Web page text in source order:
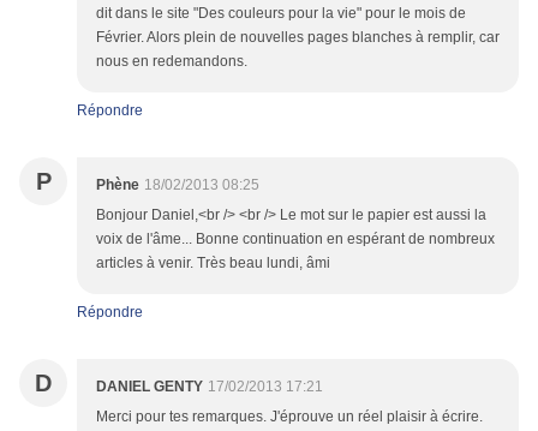
dit dans le site "Des couleurs pour la vie" pour le mois de
Février. Alors plein de nouvelles pages blanches à remplir, car
nous en redemandons.
Répondre
P Phène 18/02/2013 08:25
Bonjour Daniel,<br /> <br /> Le mot sur le papier est aussi la
voix de l'âme... Bonne continuation en espérant de nombreux
articles à venir. Très beau lundi, âmi
Répondre
D DANIEL GENTY 17/02/2013 17:21
Merci pour tes remarques. J'éprouve un réel plaisir à écrire.